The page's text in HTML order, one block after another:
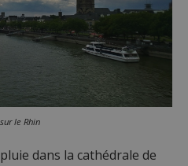
le Rhin
dans la cathédrale de